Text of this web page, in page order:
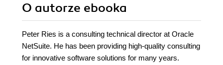
O autorze ebooka
Peter Ries is a consulting technical director at Oracle
NetSuite. He has been providing high-quality consulting
for innovative software solutions for many years.